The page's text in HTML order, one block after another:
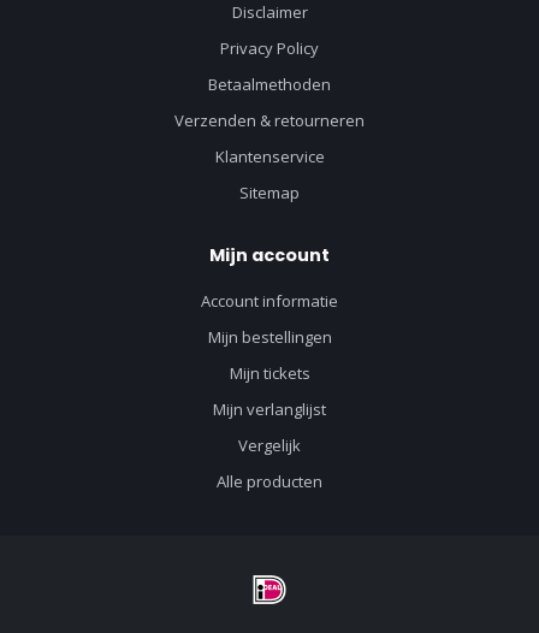
Disclaimer
Privacy Policy
Betaalmethoden
Verzenden & retourneren
Klantenservice
Sitemap
Mijn account
Account informatie
Mijn bestellingen
Mijn tickets
Mijn verlanglijst
Vergelijk
Alle producten